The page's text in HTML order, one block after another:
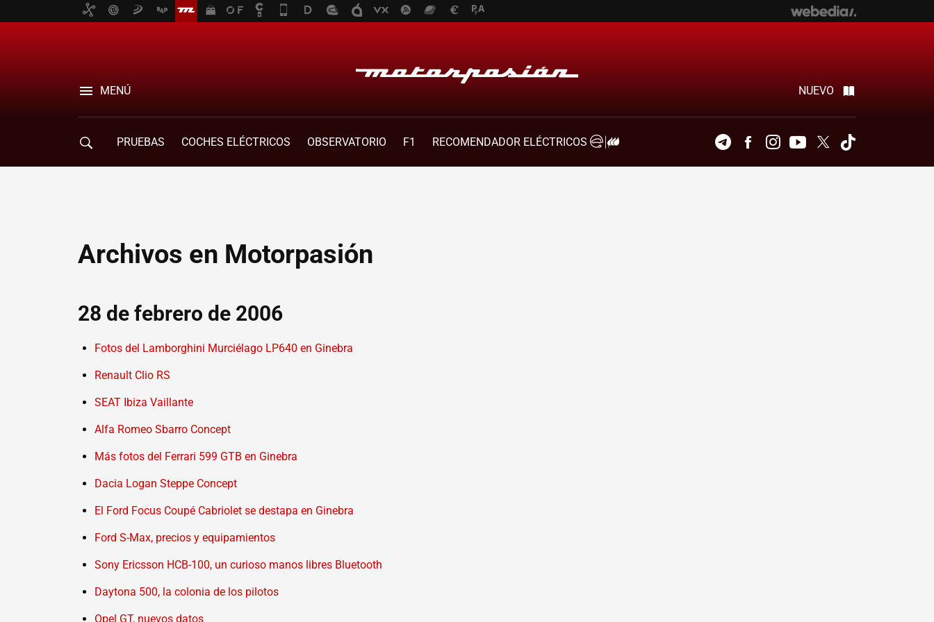
MENÚ NUEVO
PRUEBAS COCHES ELÉCTRICOS OBSERVATORIO F1
RECOMENDADOR ELÉCTRICOS
TelegramFacebookInstagramYoutubeTwitter
Archivos en Motorpasión
28 de febrero de 2006
Fotos del Lamborghini Murciélago LP640 en Ginebra
Renault Clio RS
SEAT Ibiza Vaillante
Alfa Romeo Sbarro Concept
Más fotos del Ferrari 599 GTB en Ginebra
Dacia Logan Steppe Concept
El Ford Focus Coupé Cabriolet se destapa en Ginebra
Ford S-Max, precios y equipamientos
Sony Ericsson HCB-100, un curioso manos libres Bluetooth
Daytona 500, la colonia de los pilotos
Opel GT, nuevos datos